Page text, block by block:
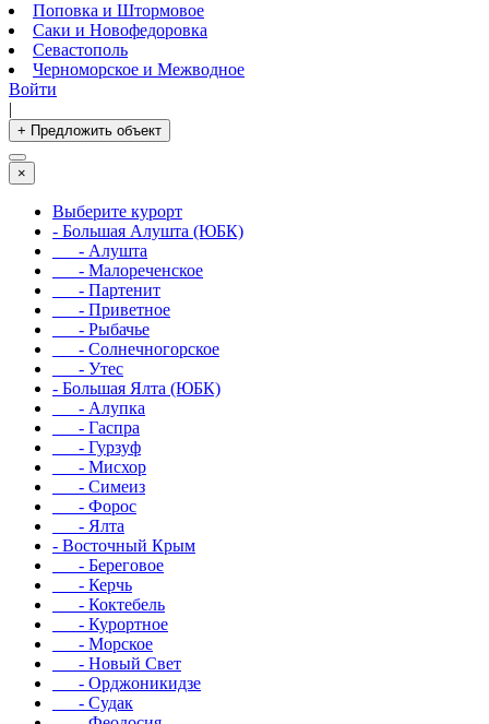
Поповка и Штормовое
Саки и Новофедоровка
Севастополь
Черноморское и Межводное
Войти
|
+ Предложить объект
×
Выберите курорт
- Большая Алушта (ЮБК)
- Алушта
- Малореченское
- Партенит
- Приветное
- Рыбачье
- Солнечногорское
- Утес
- Большая Ялта (ЮБК)
- Алупка
- Гаспра
- Гурзуф
- Мисхор
- Симеиз
- Форос
- Ялта
- Восточный Крым
- Береговое
- Керчь
- Коктебель
- Курортное
- Морское
- Новый Свет
- Орджоникидзе
- Судак